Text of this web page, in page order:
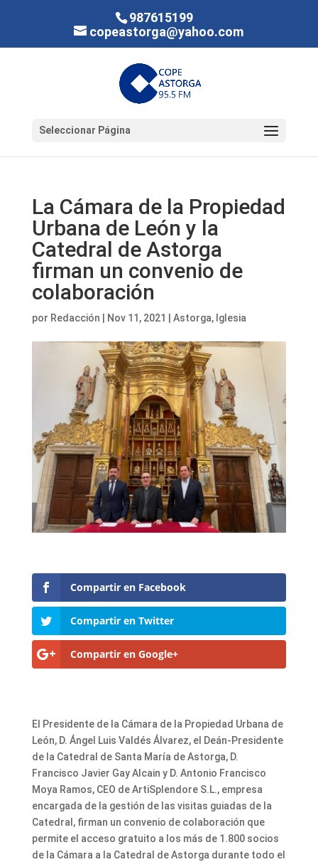
987615199
copeastorga@yahoo.com
Seleccionar Página
La Cámara de la Propiedad
Urbana de León y la
Catedral de Astorga
firman un convenio de
colaboración
por Redacción Nov 11, 2021 Astorga, Iglesia
Compartir en Facebook
Compartir en Twitter
Compartir en Google+
El Presidente de la Cámara de la Propiedad Urbana de
León, D. Ángel Luis Valdés Álvarez, el Deán-Presidente
de la Catedral de Santa María de Astorga, D.
Francisco Javier Gay Alcain y D. Antonio Francisco
Moya Ramos, CEO de ArtiSplendore S.L., empresa
encargada de la gestión de las visitas guiadas de la
Catedral, firman un convenio de colaboración que
permite el acceso gratuito a los más de 1.800 socios
de la Cámara a la Catedral de Astorga durante todo el